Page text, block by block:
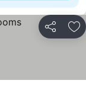
megjelenítése